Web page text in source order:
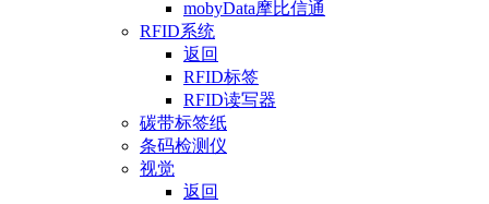
mobyData摩比信通
RFID系统
返回
RFID标签
RFID读写器
碳带标签纸
条码检测仪
视觉
返回